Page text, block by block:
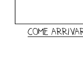
Come